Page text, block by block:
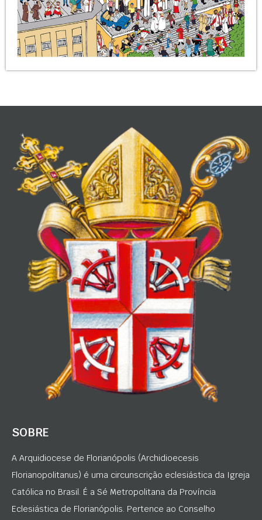
SOBRE
A Arquidiocese de Florianópolis (Archidioecesis
Florianopolitanus) é uma circunscrição eclesiástica da Igreja
Católica no Brasil. É a Sé Metropolitana da Província
Eclesiástica de Florianópolis. Pertence ao Conselho